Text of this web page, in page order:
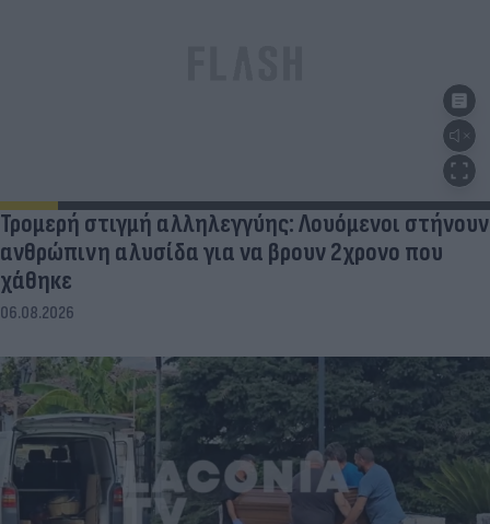
Τρομερή στιγμή αλληλεγγύης: Λουόμενοι στήνουν
ανθρώπινη αλυσίδα για να βρουν 2χρονο που
χάθηκε
06.08.2026